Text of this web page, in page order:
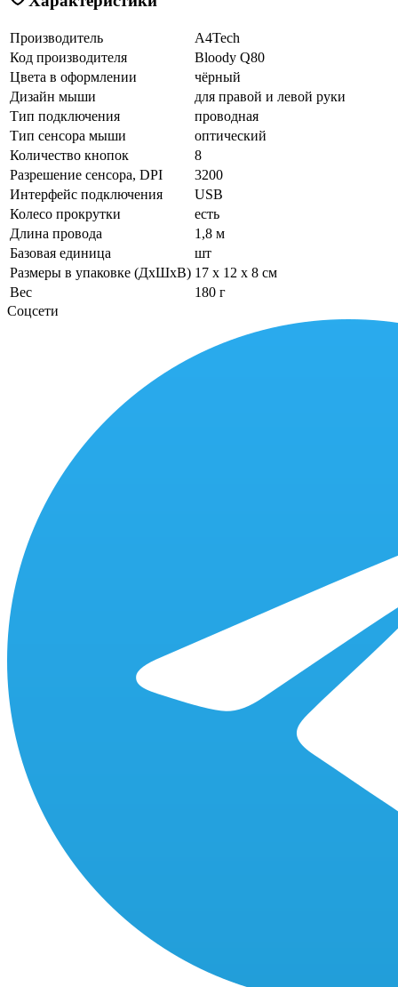
Производитель
A4Tech
Код производителя
Bloody Q80
Цвета в оформлении
чёрный
Дизайн мыши
для правой и левой руки
Тип подключения
проводная
Тип сенсора мыши
оптический
Количество кнопок
8
Разрешение сенсора, DPI
3200
Интерфейс подключения
USB
Колесо прокрутки
есть
Длина провода
1,8 м
Базовая единица
шт
Размеры в упаковке (ДхШхВ) 17 x 12 x 8 см
Вес
180 г
Соцсети